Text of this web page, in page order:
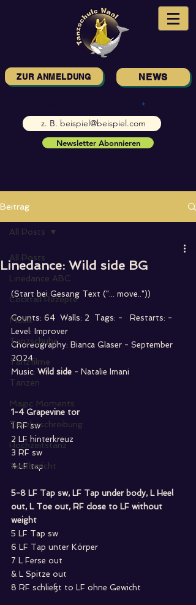
ZUR ANMELDUNG NEWS
Newsletter Abonnieren
Beitrag
All Posts
Linedance ABC
Cocktail Rezepte
Musik
Tanzschuhe
Tanzfilme
Tanzen
Magic Moments
Tanzbeschreibung
Hochzeitstanz
Testbericht
All Posts
Linedance: Wild side BG
(Start bei Gesang Text ("... move.."))
Counts: 64  Walls: 2  Tags: -   Restarts: -
Level: Improver
Choreography: Bianca Glaser - September
2024
Music: Wild side - Natalie Imani
1-4 Grapevine tor
1 RF sw
2 LF hinterkreuz
3 RF sw
4 LF tap
5-8 LF Tap sw, LF Tap under body, L Heel
out, L Toe out, RF close to LF without
weight
5 LF Tap sw
6 LF Tap unter Körper
7 L Ferse out
& L Spitze out
8 RF schließt to LF ohne Gewicht